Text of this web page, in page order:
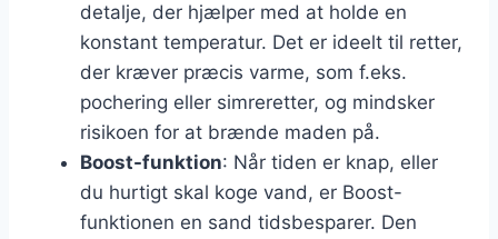
detalje, der hjælper med at holde en
konstant temperatur. Det er ideelt til retter,
der kræver præcis varme, som f.eks.
pochering eller simreretter, og mindsker
risikoen for at brænde maden på.
Boost-funktion: Når tiden er knap, eller
du hurtigt skal koge vand, er Boost-
funktionen en sand tidsbesparer. Den